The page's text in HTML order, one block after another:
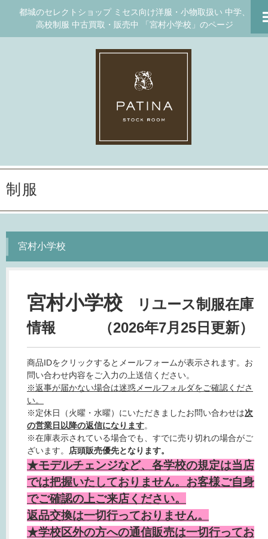
都城のセレクトショップ ミセス向け洋服・小物取扱い 中学、
高校制服 中古買取・販売中 「宮村小学校」のページ
制服
宮村小学校
宮村小学校 リユース制服在庫
情報 （2026年7月25日更新）
商品IDをクリックするとメールフォームが表示されます。お
問い合わせ内容をご入力の上送信ください。
※返事が届かない場合は迷惑メールフォルダをご確認くださ
い。
※定休日（火曜・水曜）にいただきましたお問い合わせは次
の営業日以降の返信になります。
※在庫表示されている場合でも、すでに売り切れの場合がご
ざいます。
店頭販売優先となります。
★モデルチェンジなど、各学校の規定は当店
では把握いたしておりません。お客様ご自身
でご確認の上ご来店ください。
返品交換は一切行っておりません。
★学校区外の方への通信販売は一切行ってお